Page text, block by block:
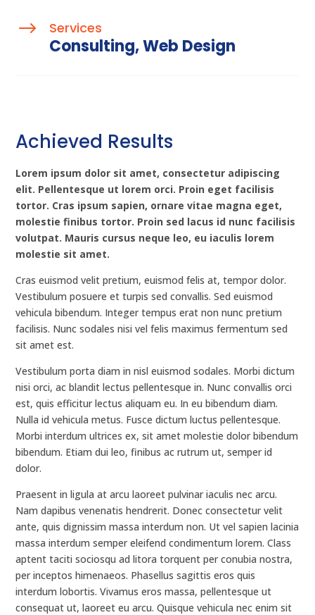
$ Services
Consulting, Web Design
Achieved Results
Lorem ipsum dolor sit amet, consectetur adipiscing
elit. Pellentesque ut lorem orci. Proin eget facilisis
tortor. Cras ipsum sapien, ornare vitae magna eget,
molestie finibus tortor. Proin sed lacus id nunc facilisis
volutpat. Mauris cursus neque leo, eu iaculis lorem
molestie sit amet.
Cras euismod velit pretium, euismod felis at, tempor dolor.
Vestibulum posuere et turpis sed convallis. Sed euismod
vehicula bibendum. Integer tempus erat non nunc pretium
facilisis. Nunc sodales nisi vel felis maximus fermentum sed
sit amet est.
Vestibulum porta diam in nisl euismod sodales. Morbi dictum
nisi orci, ac blandit lectus pellentesque in. Nunc convallis orci
est, quis efficitur lectus aliquam eu. In eu bibendum diam.
Nulla id vehicula metus. Fusce dictum luctus pellentesque.
Morbi interdum ultrices ex, sit amet molestie dolor bibendum
bibendum. Etiam dui leo, finibus ac rutrum ut, semper id
dolor.
Praesent in ligula at arcu laoreet pulvinar iaculis nec arcu.
Nam dapibus venenatis hendrerit. Donec consectetur velit
ante, quis dignissim massa interdum non. Ut vel sapien lacinia
massa interdum semper eleifend condimentum lorem. Class
aptent taciti sociosqu ad litora torquent per conubia nostra,
per inceptos himenaeos. Phasellus sagittis eros quis
interdum lobortis. Vivamus eros massa, pellentesque ut
consequat ut, laoreet eu arcu. Quisque vehicula nec enim sit